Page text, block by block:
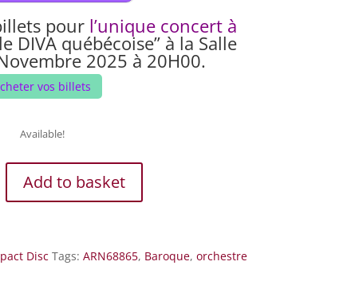
pour l’unique concert à
DIVA québécoise” à la Salle
2025 à 20H00.
vos billets
Available!
Add to basket
Disc Tags:ARN68865, Baroque,orchestre